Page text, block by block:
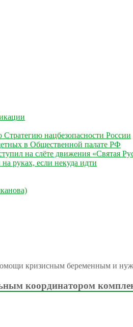
нацбезопасности России
в Общественной палате РФ
на слёте движения «Святая
руках, если некуда идти
кризисным беременным и
координатором